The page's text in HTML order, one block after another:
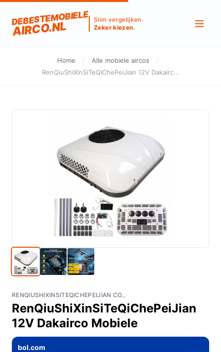
DEBESTEMOBIELE
AIRCO.NL
Slim vergelijken.
Zeker kiezen.
Home / Alle mobiele aircos
/
RenQiuShiXinSiTeQiChePeiJian 12V Dakairc...
RENQIUSHIXINSITEQICHEPEIJIAN CO.,
RenQiuShiXinSiTeQiChePeiJian
12V Dakairco Mobiele
bol.com